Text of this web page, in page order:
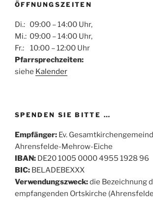
ÖFFNUNGSZEITEN
Di.: 09:00 – 14:00 Uhr,
Mi.: 09:00 – 14:00 Uhr,
Fr.: 10:00 – 12:00 Uhr
Pfarrsprechzeiten:
siehe Kalender
SPENDEN SIE BITTE …
Empfänger: Ev.
Ahrensfelde-Mehrow-Eiche
IBAN: DE20 1005 0000 4955 1928 96
BIC: BELADEBEXXX
Verwendungszweck:die Bezeichnung
empfangenden Ortskirche